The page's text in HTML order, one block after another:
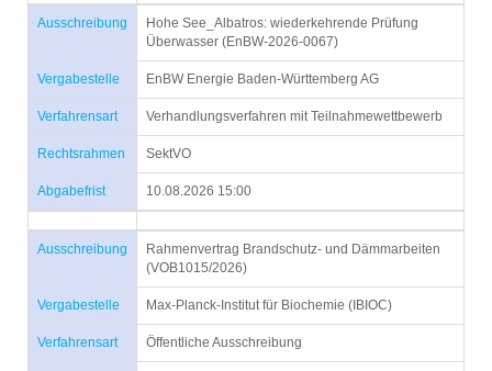
Ausschreibung
Hohe See_Albatros: wiederkehrende Prüfung
Überwasser (EnBW-2026-0067)
Vergabestelle EnBW Energie Baden-Württemberg AG
Verfahrensart Verhandlungsverfahren mit Teilnahmewettbewerb
Rechtsrahmen SektVO
Abgabefrist 10.08.2026 15:00
Ausschreibung
Rahmenvertrag Brandschutz- und Dämmarbeiten
(VOB1015/2026)
Vergabestelle Max-Planck-Institut für Biochemie (IBIOC)
Verfahrensart Öffentliche Ausschreibung